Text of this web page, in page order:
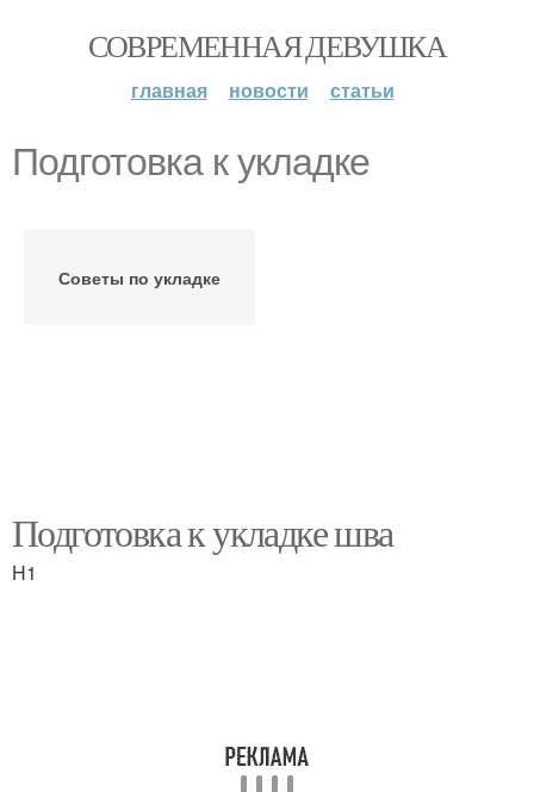
СОВРЕМЕННАЯ ДЕВУШКА
главная новости статьи
Подготовка к укладке
Советы по укладке
Подготовка к укладке шва
H1